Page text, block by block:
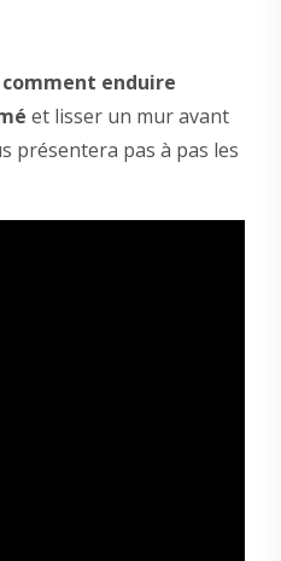
comment enduire
et lisser un mur avant
présentera pas à pas les